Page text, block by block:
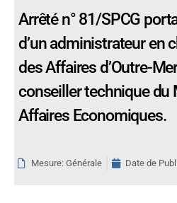
Arrêté n° 81/SPCG
d’un administrateur en
des Affaires d’Outre-
conseiller technique du
Affaires Economiques.
Mesure: Générale Date de